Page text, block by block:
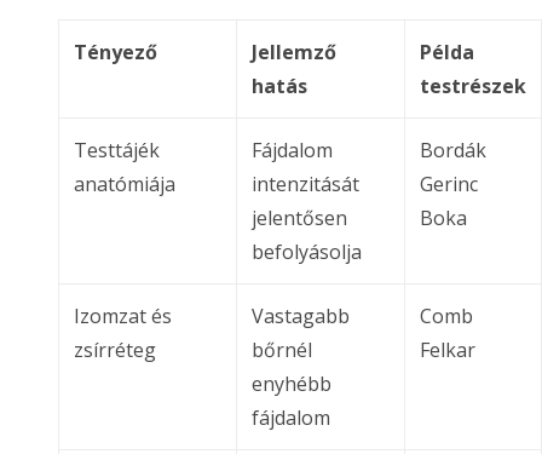
Tényező
Jellemző
hatás
Példa
testrészek
Testtájék
anatómiája
Fájdalom
intenzitását
jelentősen
befolyásolja
Bordák
Gerinc
Boka
Izomzat és
zsírréteg
Vastagabb
bőrnél
enyhébb
fájdalom
Comb
Felkar